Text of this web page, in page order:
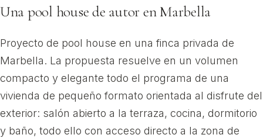
Una pool house de autor en Marbella
Proyecto de pool house en una finca privada de
Marbella. La propuesta resuelve en un volumen
compacto y elegante todo el programa de una
vivienda de pequeño formato orientada al disfrute del
exterior: salón abierto a la terraza, cocina, dormitorio
y baño, todo ello con acceso directo a la zona de